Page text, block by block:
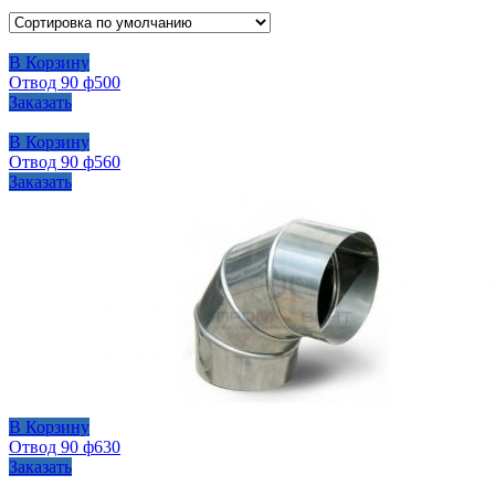
В Корзину
Отвод 90 ф500
Заказать
В Корзину
Отвод 90 ф560
Заказать
В Корзину
Отвод 90 ф630
Заказать